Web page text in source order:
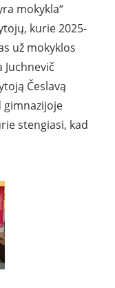
mokykla“
kurie 2025-
už mokyklos
Česlavą
gimnazijoje
stengiasi, kad